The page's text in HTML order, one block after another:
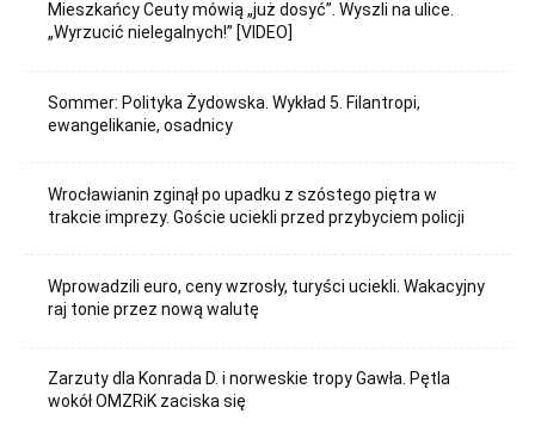
Mieszkańcy Ceuty mówią „już dosyć”. Wyszli na ulice.
„Wyrzucić nielegalnych!” [VIDEO]
Sommer: Polityka Żydowska. Wykład 5. Filantropi,
ewangelikanie, osadnicy
Wrocławianin zginął po upadku z szóstego piętra w
trakcie imprezy. Goście uciekli przed przybyciem policji
Wprowadzili euro, ceny wzrosły, turyści uciekli. Wakacyjny
raj tonie przez nową walutę
Zarzuty dla Konrada D. i norweskie tropy Gawła. Pętla
wokół OMZRiK zaciska się